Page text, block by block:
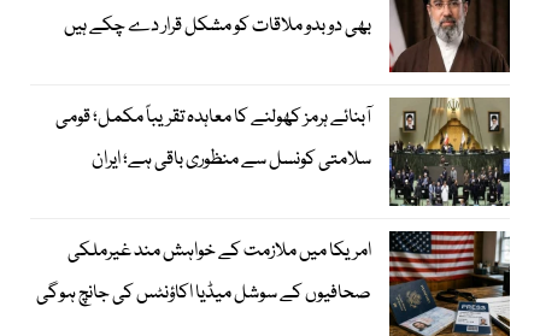
بھی دوبدو ملاقات کو مشکل قرار دے چکے ہیں
آبنائے ہرمز کھولنے کا معاہدہ تقریباً مکمل؛ قومی
سلامتی کونسل سے منظوری باقی ہے؛ ایران
امریکا میں ملازمت کے خواہش مند غیرملکی
صحافیوں کے سوشل میڈیا اکاؤنٹس کی جانچ ہوگی